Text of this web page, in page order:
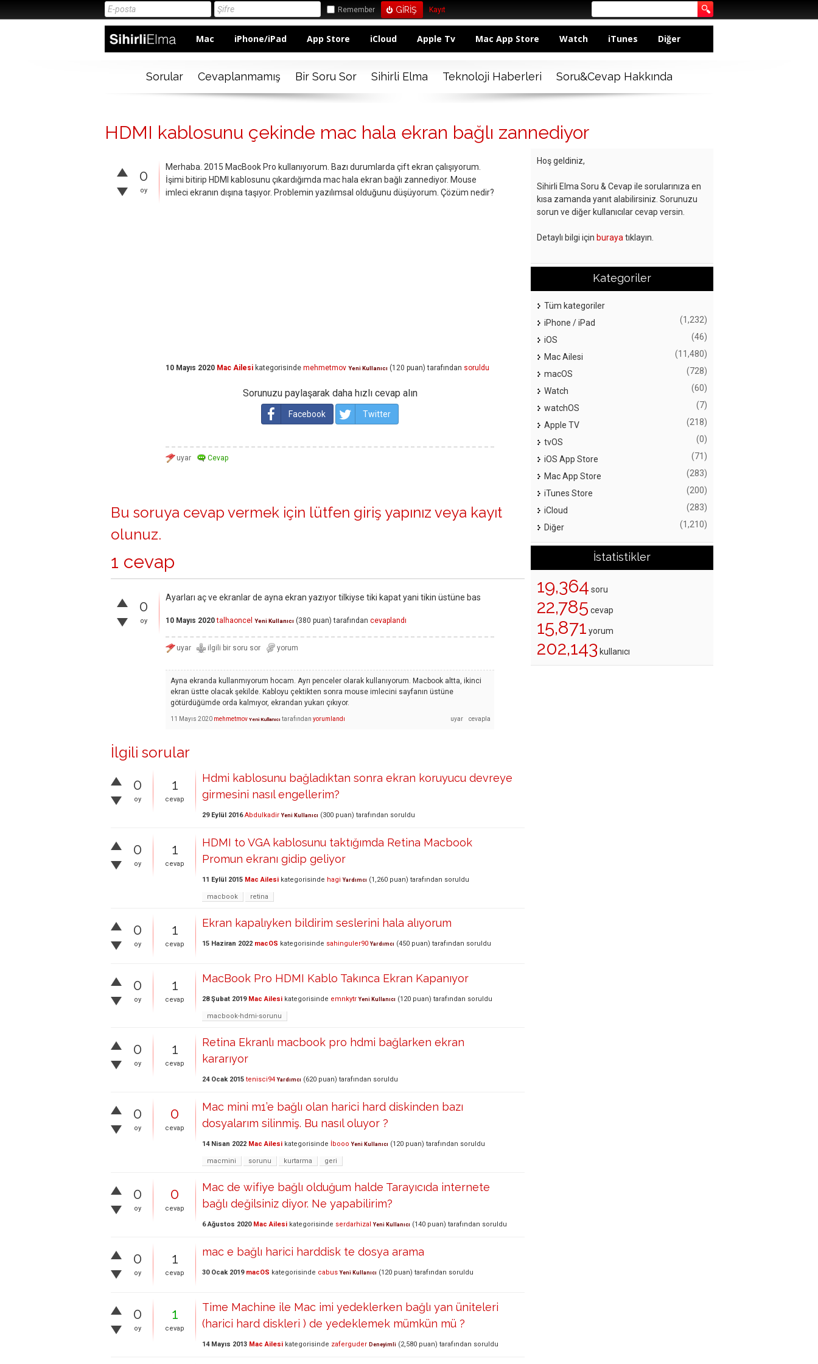
Remember Kayıt
Mac iPhone/iPad App Store iCloud Apple Tv Mac App Store Watch iTunes Diğer
Sorular Cevaplanmamış Bir Soru Sor Sihirli Elma Teknoloji Haberleri Soru&Cevap Hakkında
HDMI kablosunu çekinde mac hala ekran bağlı zannediyor
0
oy
Merhaba. 2015 MacBook Pro kullanıyorum. Bazı durumlarda çift ekran çalışıyorum.
İşimi bitirip HDMI kablosunu çıkardığımda mac hala ekran bağlı zannediyor. Mouse
imleci ekranın dışına taşıyor. Problemin yazılımsal olduğunu düşüyorum. Çözüm nedir?
10 Mayıs 2020 Mac Ailesi kategorisinde mehmetmov Yeni Kullanıcı (120 puan) tarafından soruldu
Sorunuzu paylaşarak daha hızlı cevap alın
Facebook Twitter
Bu soruya cevap vermek için lütfen giriş yapınız veya kayıt
olunuz.
1 cevap
0
oy
Ayarları aç ve ekranlar de ayna ekran yazıyor tilkiyse tiki kapat yani tikin üstüne bas
10 Mayıs 2020 talhaoncel Yeni Kullanıcı (380 puan) tarafından cevaplandı
Ayna ekranda kullanmıyorum hocam. Ayrı penceler olarak kullanıyorum. Macbook altta, ikinci
ekran üstte olacak şekilde. Kabloyu çektikten sonra mouse imlecini sayfanın üstüne
götürdüğümde orda kalmıyor, ekrandan yukarı çıkıyor.
11 Mayıs 2020 mehmetmov Yeni Kullanıcı tarafından yorumlandı
İlgili sorular
0
oy
1
cevap
Hdmi kablosunu bağladıktan sonra ekran koruyucu devreye
girmesini nasıl engellerim?
29 Eylül 2016 Abdulkadir Yeni Kullanıcı (300 puan) tarafından soruldu
0
oy
1
cevap
HDMI to VGA kablosunu taktığımda Retina Macbook
Promun ekranı gidip geliyor
11 Eylül 2015 Mac Ailesi kategorisinde hagi Yardımcı (1,260 puan) tarafından soruldu
macbook retina
0
oy
1
cevap
Ekran kapalıyken bildirim seslerini hala alıyorum
15 Haziran 2022 macOS kategorisinde sahinguler90 Yardımcı (450 puan) tarafından soruldu
0
oy
1
cevap
MacBook Pro HDMI Kablo Takınca Ekran Kapanıyor
28 Şubat 2019 Mac Ailesi kategorisinde emnkytr Yeni Kullanıcı (120 puan) tarafından soruldu
macbook-hdmi-sorunu
0
oy
1
cevap
Retina Ekranlı macbook pro hdmi bağlarken ekran
kararıyor
24 Ocak 2015 tenisci94 Yardımcı (620 puan) tarafından soruldu
0
oy
0
cevap
Mac mini m1’e bağlı olan harici hard diskinden bazı
dosyalarım silinmiş. Bu nasıl oluyor ?
14 Nisan 2022 Mac Ailesi kategorisinde İbooo Yeni Kullanıcı (120 puan) tarafından soruldu
macmini sorunu kurtarma geri
0
oy
0
cevap
Mac de wifiye bağlı olduğum halde Tarayıcıda internete
bağlı değilsiniz diyor. Ne yapabilirim?
6 Ağustos 2020 Mac Ailesi kategorisinde serdarhizal Yeni Kullanıcı (140 puan) tarafından soruldu
0
oy
1
cevap
mac e bağlı harici harddisk te dosya arama
30 Ocak 2019 macOS kategorisinde cabus Yeni Kullanıcı (120 puan) tarafından soruldu
0
oy
1
cevap
Time Machine ile Mac imi yedeklerken bağlı yan üniteleri
(harici hard diskleri ) de yedeklemek mümkün mü ?
14 Mayıs 2013 Mac Ailesi kategorisinde zaferguder Deneyimli (2,580 puan) tarafından soruldu
Hoş geldiniz,
Sihirli Elma Soru & Cevap ile sorularınıza en
kısa zamanda yanıt alabilirsiniz. Sorunuzu
sorun ve diğer kullanıcılar cevap versin.
Detaylı bilgi için buraya tıklayın.
Kategoriler
Tüm kategoriler
iPhone / iPad
(1,232)
iOS (46)
Mac Ailesi (11,480)
macOS (728)
Watch (60)
watchOS (7)
Apple TV (218)
tvOS (0)
iOS App Store (71)
Mac App Store (283)
iTunes Store (200)
iCloud (283)
Diğer (1,210)
İstatistikler
19,364 soru
22,785 cevap
15,871 yorum
202,143 kullanıcı